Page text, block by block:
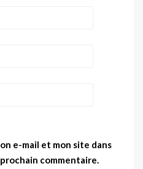
e-mail et mon site dans
commentaire.